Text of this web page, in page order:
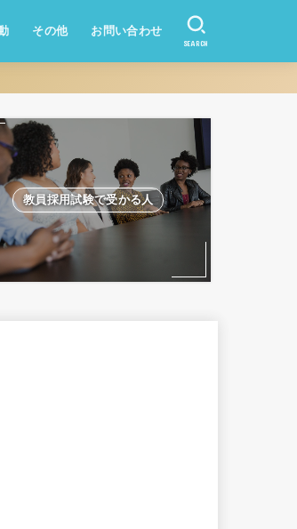
その他
資産形成
業務改善
教員になりたい方 学校のQ&A
教員採用試験
お問い合わせ
SEARCH
教員採用試験で受かる人